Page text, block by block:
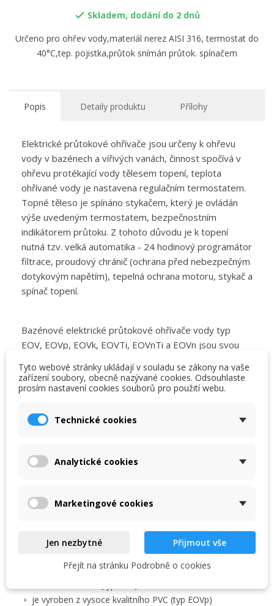
 Skladem, dodání do 2 dnů
Určeno pro ohřev vody,materiál nerez AISI 316, termostat do
40°C,tep. pojistka,průtok snímán průtok. spínačem
Popis Detaily produktu Přílohy
Elektrické průtokové ohřívače jsou určeny k ohřevu
vody v bazénech a vířivých vanách, činnost spočívá v
ohřevu protékající vody tělesem topení, teplota
ohřívané vody je nastavena regulačním termostatem.
Topné těleso je spínáno stykačem, který je ovládán
výše uvedeným termostatem, bezpečnostním
indikátorem průtoku. Z tohoto důvodu je k topení
nutná tzv. velká automatika - 24 hodinový programátor
filtrace, proudový chránič (ochrana před nebezpečným
dotykovým napětím), tepelná ochrana motoru, stykač a
spínač topení.
Bazénové elektrické průtokové ohřívače vody typ
EOV, EOVp, EOVk, EOVTi, EOVnTi a EOVn jsou svou
vody, nebo vody v jiných vodních okruzích s průtokem
a teplotou do 40°C. Každý ohřívač musí být v elektrické
Doporučujeme tedy zařízení doplnit vhodným typem
bezpečnost obsluhy. Rozdíl mezi EOV a EOVp je v
ochranného prvku pro průtok vody.
Každý elektrický ohřev EOV:
využívá převod el. energie na energii tepelnou
je vyroben z vysoce kvalitní nerez oceli s příměsí
je vyroben z vysoce kvalitního PVC (typ EOVp)
add_circle_outline Create new list
Zrušit Vytvořit seznam přání
Tyto webové stránky ukládají v souladu se zákony na vaše
zařízení soubory, obecně nazývané cookies. Odsouhlaste
prosím nastavení cookies souborů pro použití webu.
Technické cookies
Analytické cookies
Marketingové cookies
Jen nezbytné
Přijmout vše
Přejít na stránku Podrobně o cookies